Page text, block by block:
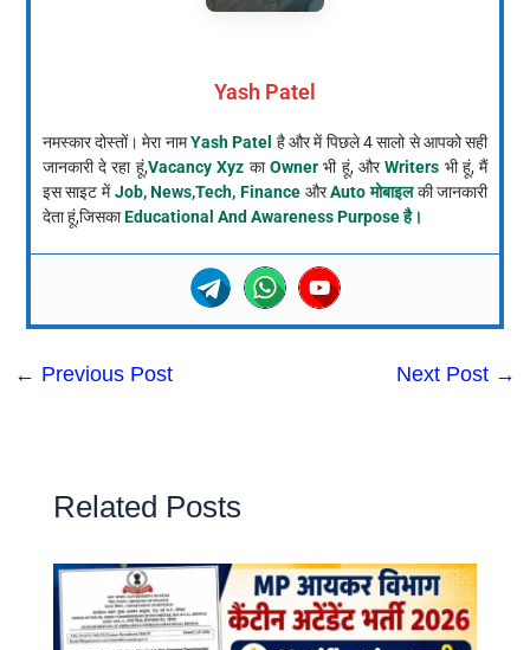
Yash Patel
नमस्कार दोस्तों। मेरा नामYash Patel है और में पिछले 4 सालो से आपको सही
जानकारी दे रहा हूं,Vacancy Xyz काOwnerभी हूं, औरWriters भी हूं, मैं
इस साइट मेंJob, News,Tech, Finance औरAuto मोबाइलकी जानकारी
देता हूं,जिसकाEducational And Awareness Purpose है।
← Previous Post Next Post →
Related Posts